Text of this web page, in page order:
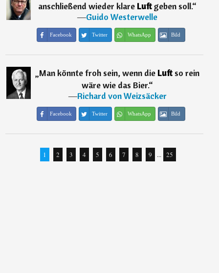
anschließend wieder klare Luftgeben soll.“
―Guido Westerwelle
Facebook Twitter WhatsApp Bild
„Man könnte froh sein, wenn die Luft so rein
wäre wie das Bier.“
―Richard von Weizsäcker
Facebook Twitter WhatsApp Bild
1 2 3 4 5 6 7 8 9 ... 25